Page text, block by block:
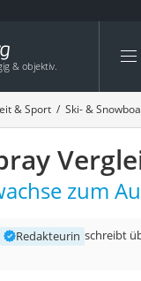
Die
& Sport Ski- &
zum
Redakteurin schreibt